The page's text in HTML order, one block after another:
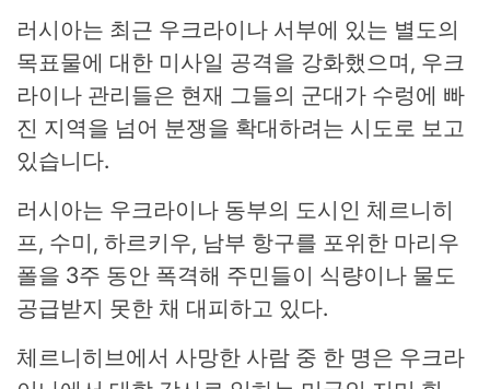
러시아는 최근 우크라이나 서부에 있는 별도의
목표물에 대한 미사일 공격을 강화했으며, 우크
라이나 관리들은 현재 그들의 군대가 수렁에 빠
진 ​​지역을 넘어 분쟁을 확대하려는 시도로 보고
있습니다.
러시아는 우크라이나 동부의 도시인 체르니히
프, 수미, 하르키우, 남부 항구를 포위한 마리우
폴을 3주 동안 폭격해 주민들이 식량이나 물도
공급받지 못한 채 대피하고 있다.
체르니히브에서 사망한 사람 중 한 명은 우크라